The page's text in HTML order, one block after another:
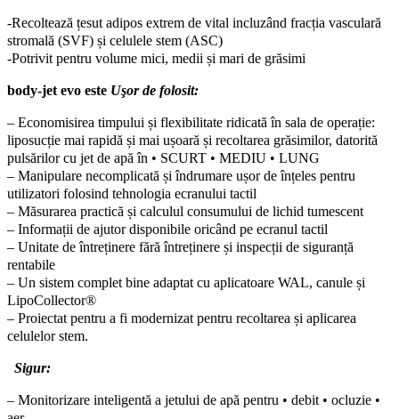
-Recoltează țesut adipos extrem de vital incluzând fracția vasculară
stromală (SVF) și celulele stem (ASC)
-Potrivit pentru volume mici, medii și mari de grăsimi
body-jet evo este Uşor de folosit:
– Economisirea timpului și flexibilitate ridicată în sala de operație:
liposucție mai rapidă și mai ușoară și recoltarea grăsimilor, datorită
pulsărilor cu jet de apă în • SCURT • MEDIU • LUNG
– Manipulare necomplicată și îndrumare ușor de înțeles pentru
utilizatori folosind tehnologia ecranului tactil
– Măsurarea practică și calculul consumului de lichid tumescent
– Informații de ajutor disponibile oricând pe ecranul tactil
– Unitate de întreținere fără întreținere și inspecții de siguranță
rentabile
– Un sistem complet bine adaptat cu aplicatoare WAL, canule și
LipoCollector®
– Proiectat pentru a fi modernizat pentru recoltarea și aplicarea
celulelor stem.
Sigur:
– Monitorizare inteligentă a jetului de apă pentru • debit • ocluzie •